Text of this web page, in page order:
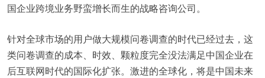
国企业跨境业务野蛮增长而生的战略咨询公司。
针对全球市场的用户做大规模问卷调查的时代已经过去，这
类问卷调查的成本、时效、颗粒度完全没法满足中国企业在
后互联网时代的国际化扩张。激进的全球化，将是中国未来